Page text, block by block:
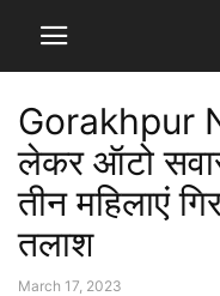
Gorakhpur
लेकर ऑटो
तीन महिलाएं
तलाश
March 17, 2023